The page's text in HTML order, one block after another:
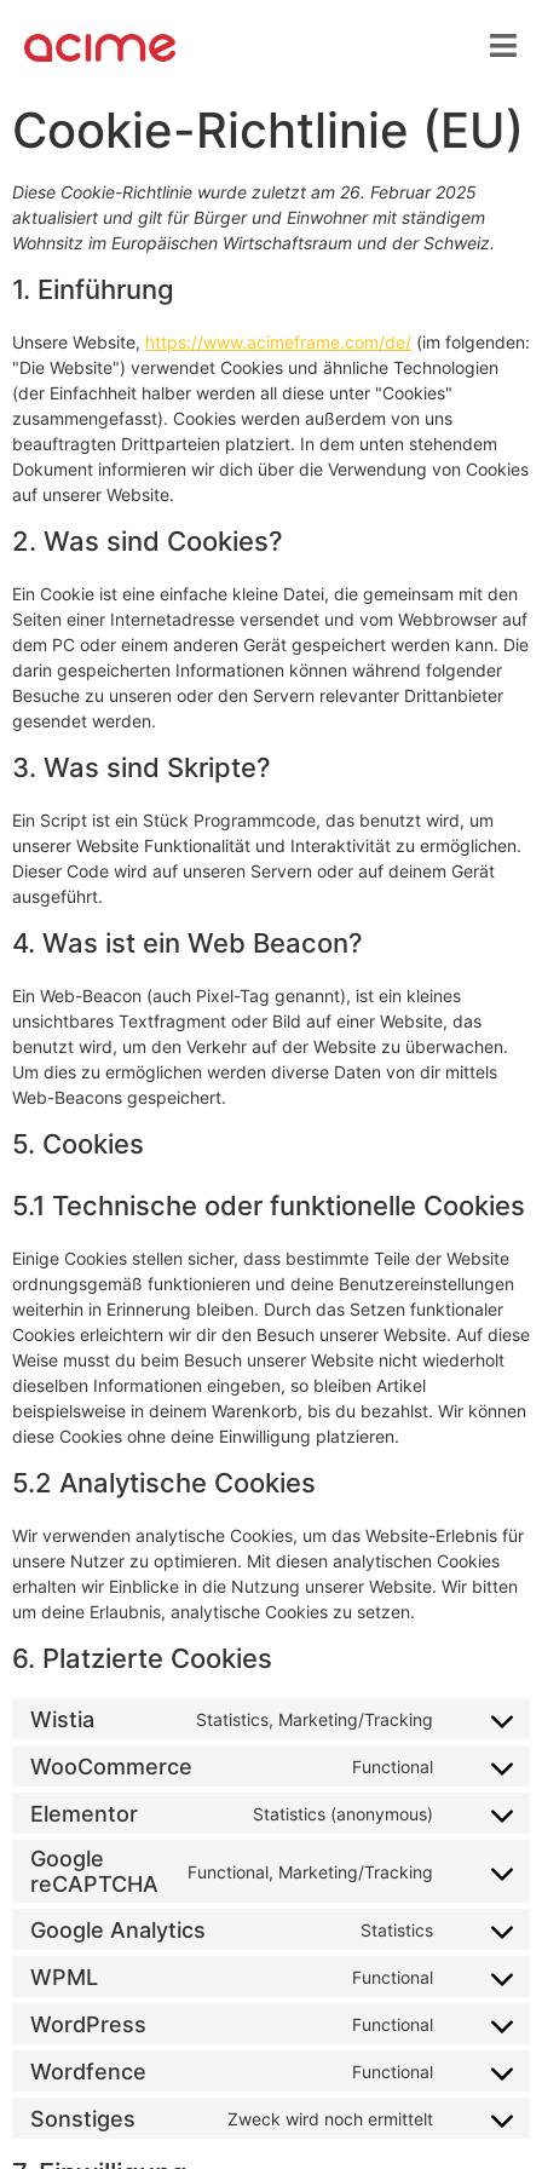
Cookie-Richtlinie (EU)
Diese Cookie-Richtlinie wurde zuletzt am 26. Februar 2025
aktualisiert und gilt für Bürger und Einwohner mit ständigem
Wohnsitz im Europäischen Wirtschaftsraum und der Schweiz.
1. Einführung
Unsere Website, https://www.acimeframe.com/de/ (im folgenden:
"Die Website") verwendet Cookies und ähnliche Technologien
(der Einfachheit halber werden all diese unter "Cookies"
zusammengefasst). Cookies werden außerdem von uns
beauftragten Drittparteien platziert. In dem unten stehendem
Dokument informieren wir dich über die Verwendung von Cookies
auf unserer Website.
2. Was sind Cookies?
Ein Cookie ist eine einfache kleine Datei, die gemeinsam mit den
Seiten einer Internetadresse versendet und vom Webbrowser auf
dem PC oder einem anderen Gerät gespeichert werden kann. Die
darin gespeicherten Informationen können während folgender
Besuche zu unseren oder den Servern relevanter Drittanbieter
gesendet werden.
3. Was sind Skripte?
Ein Script ist ein Stück Programmcode, das benutzt wird, um
unserer Website Funktionalität und Interaktivität zu ermöglichen.
Dieser Code wird auf unseren Servern oder auf deinem Gerät
ausgeführt.
4. Was ist ein Web Beacon?
Ein Web-Beacon (auch Pixel-Tag genannt), ist ein kleines
unsichtbares Textfragment oder Bild auf einer Website, das
benutzt wird, um den Verkehr auf der Website zu überwachen.
Um dies zu ermöglichen werden diverse Daten von dir mittels
Web-Beacons gespeichert.
5. Cookies
5.1 Technische oder funktionelle Cookies
Einige Cookies stellen sicher, dass bestimmte Teile der Website
ordnungsgemäß funktionieren und deine Benutzereinstellungen
weiterhin in Erinnerung bleiben. Durch das Setzen funktionaler
Cookies erleichtern wir dir den Besuch unserer Website. Auf diese
Weise musst du beim Besuch unserer Website nicht wiederholt
dieselben Informationen eingeben, so bleiben Artikel
beispielsweise in deinem Warenkorb, bis du bezahlst. Wir können
diese Cookies ohne deine Einwilligung platzieren.
5.2 Analytische Cookies
Wir verwenden analytische Cookies, um das Website-Erlebnis für
unsere Nutzer zu optimieren. Mit diesen analytischen Cookies
erhalten wir Einblicke in die Nutzung unserer Website. Wir bitten
um deine Erlaubnis, analytische Cookies zu setzen.
6. Platzierte Cookies
Wistia Statistics, Marketing/Tracking
WooCommerce Functional
Elementor Statistics (anonymous)
Google
reCAPTCHA
Functional, Marketing/Tracking
Google Analytics Statistics
WPML Functional
WordPress Functional
Wordfence Functional
Sonstiges Zweck wird noch ermittelt